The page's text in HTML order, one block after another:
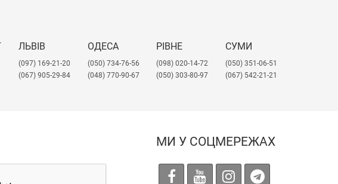
ЛЬВІВ
​(097) 169-21-20
(067) 905-29-84
ОДЕСА
(050) 734-76-56
(048) 770-90-67
РІВНЕ
(098) 020-14-72
(050) 303-80-97
СУМИ
(050) 351-06-51
(067) 542-21-21
МИ У СОЦМЕРЕЖАХ